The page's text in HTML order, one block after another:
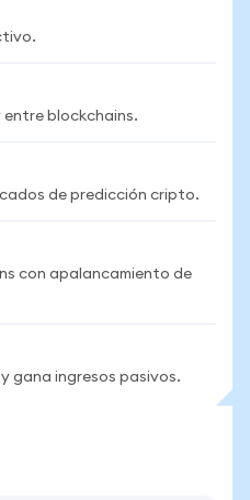
entre blockchains.
de predicción cripto.
con apalancamiento de
gana ingresos pasivos.